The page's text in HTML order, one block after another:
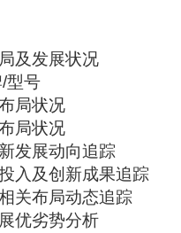
及发展状况
型号
局状况
局状况
发展动向追踪
入及创新成果追踪
关布局动态追踪
优劣势分析